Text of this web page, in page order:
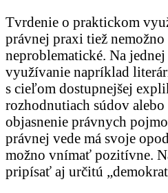
Tvrdenie o praktickom
právnej praxi tiež
neproblematické. Na jednej
využívanie napríklad
s cieľom dostupnejšej
rozhodnutiach súdov
objasnenie právnych
právnej vede má svoje
možno vnímať pozitívne.
pripísať aj určitú